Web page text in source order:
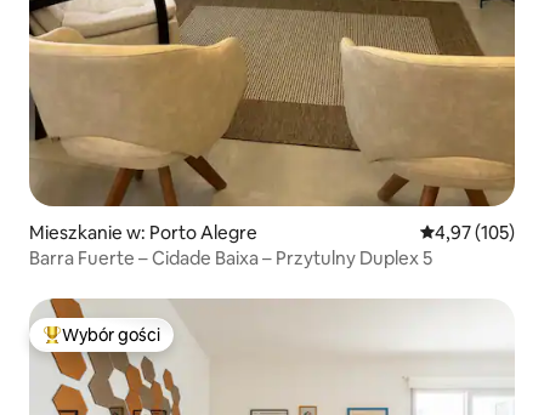
Mieszkanie w: Porto Alegre Średnia
4,97 (105)
Barra Fuerte – Cidade Baixa – Przytulny Duplex 5
Najpopularniejsze z kategorii Wybór gości
Wybór gości